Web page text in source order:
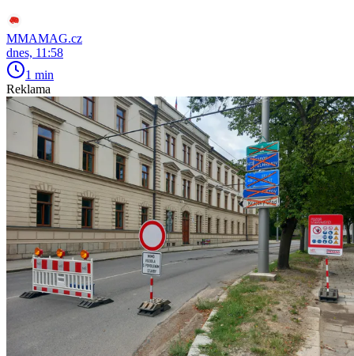
MMAMAG.cz
dnes, 11:58
1 min
Reklama